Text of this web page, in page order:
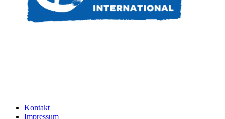
Kontakt
Impressum